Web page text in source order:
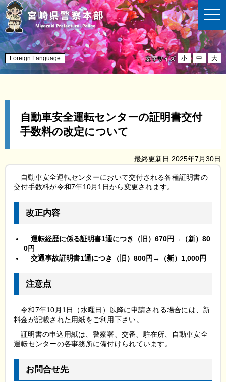
t
o
g
l
e
n
a
v
Foreign Language 文字サイズ 小 中 大
自動車安全運転センターの証明書交付
手数料の改定について
最終更新日:2025年7月30日
自動車安全運転センターにおいて交付される各種証明書の
交付手数料が令和7年10月1日から変更されます。
改正内容
運転経歴に係る証明書1通につき（旧）670円→（新）80
0円
交通事故証明書1通につき（旧）800円→（新）1,000円
注意点
令和7年10月1日（水曜日）以降に申請される場合には、新
料金が記載された用紙をご利用下さい。
証明書の申込用紙は、警察署、交番、駐在所、自動車安全
運転センターの各事務所に備付けられています。
お問合せ先